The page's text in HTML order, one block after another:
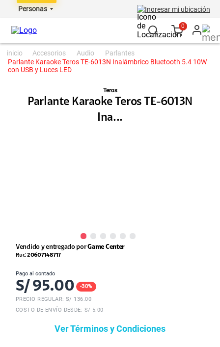
Personas Ingresar mi ubicación
0
accesorios audio
parlantes
Parlante Karaoke Teros TE-6013N Inalámbrico Bluetooth 5.4 10W
con USB y Luces LED
Teros
Parlante Karaoke Teros TE-6013N
Ina...
Vendido y entregado porGame Center
Ruc:20607148717
Pago al contado
S/ 95.00 -30%
PRECIO REGULAR: S/ 136.00
COSTO DE ENVÍO DESDE: S/ 5.00
Ver Términos y Condiciones